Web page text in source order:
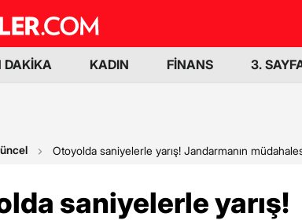
DAKİKA KADIN FİNANS 3.
Otoyolda saniyelerle yarış! Jandarmanın
saniyelerle yarış!